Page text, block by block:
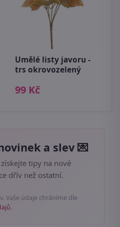
Umělé listy javoru -
trs okrovozelený
99 Kč
a slev 💌
tipy na nové
dřív než ostatní.
Vaše údaje chráníme dle
.